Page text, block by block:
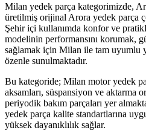
Milan yedek parça kategorimizde,
üretilmiş orijinal Arora yedek parça
Şehir içi kullanımda konfor ve
modelinin performansını korumak,
sağlamak için Milan ile tam uyumlu
özenle sunulmaktadır.
Bu kategoride; Milan motor yedek
aksamları, süspansiyon ve aktarma
periyodik bakım parçaları yer
yedek parça kalite standartlarına
yüksek dayanıklılık sağlar.